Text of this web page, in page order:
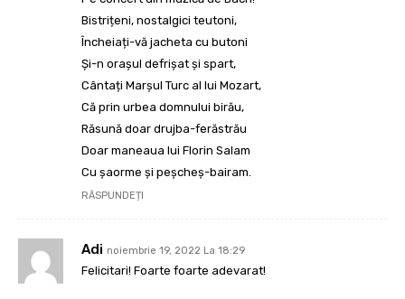
Bistrițeni, nostalgici teutoni,
Încheiați-vă jacheta cu butoni
Și-n orașul defrișat și spart,
Cântați Marșul Turc al lui Mozart,
Că prin urbea domnului birău,
Răsună doar drujba-ferăstrău
Doar maneaua lui Florin Salam
Cu șaorme și peșcheș-bairam.
RĂSPUNDEȚI
Adi noiembrie 19, 2022 La 18:29
Felicitari! Foarte foarte adevarat!